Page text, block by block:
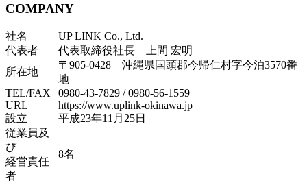
COMPANY
社名
UP LINK Co., Ltd.
代表者
代表取締役社長 上間 宏明
所在地
〒905-0428 沖縄県国頭郡今帰仁村字今泊3570番
地
TEL/FAX
0980-43-7829 /0980-56-1559
URL
https://www.uplink-okinawa.jp
設立
平成23年11月25日
従業員及
び
経営責任
者
8名